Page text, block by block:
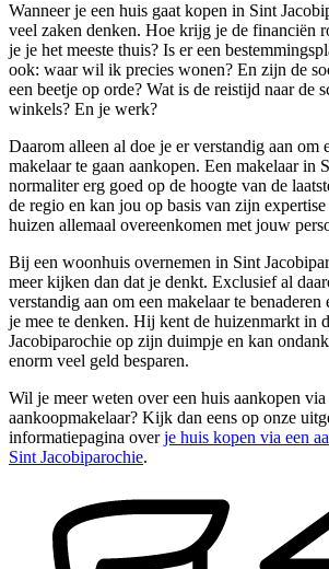
Wanneer je een huis gaat kopen in Sint
veel zaken denken. Hoe krijg je de financiën
je je het meeste thuis? Is er een
ook: waar wil ik precies wonen? En zijn de
een beetje op orde? Wat is de reistijd naar de
winkels? En je werk?
Daarom alleen al doe je er verstandig aan om
makelaar te gaan aankopen. Een makelaar in
normaliter erg goed op de hoogte van de
de regio en kan jou op basis van zijn
huizen allemaal overeenkomen met jouw
Bij een woonhuis overnemen in Sint
meer kijken dan dat je denkt. Exclusief al
verstandig aan om een makelaar te benaderen
je mee te denken. Hij kent de huizenmarkt in
Jacobiparochie op zijn duimpje en kan
enorm veel geld besparen.
Wil je meer weten over een huis aankopen via
aankoopmakelaar? Kijk dan eens op onze
informatiepagina overje huis kopen via een
Sint Jacobiparochie.